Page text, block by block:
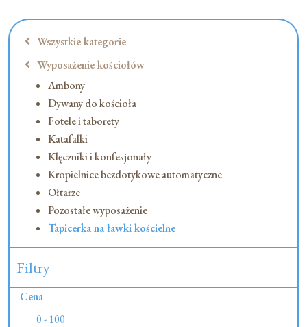
Wszystkie kategorie
Wyposażenie kościołów
Ambony
Dywany do kościoła
Fotele i taborety
Katafalki
Klęczniki i konfesjonały
Kropielnice bezdotykowe automatyczne
Ołtarze
Pozostałe wyposażenie
Tapicerka na ławki kościelne
Filtry
Cena
0 - 100